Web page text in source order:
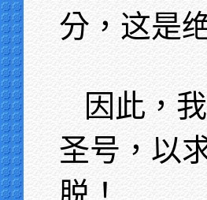
分，这是
因此，
圣号，以